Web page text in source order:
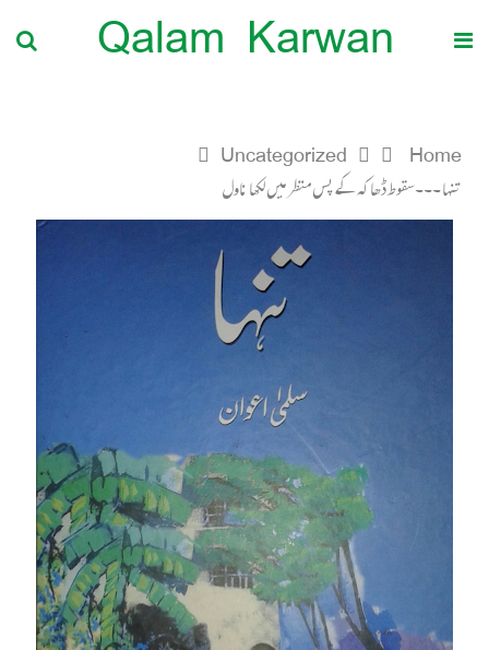
Qalam Karwan
Home
Uncategorized
تنہا ۔۔۔سقوط ڈھاکہ کے پس منظر میں لکھا ناول